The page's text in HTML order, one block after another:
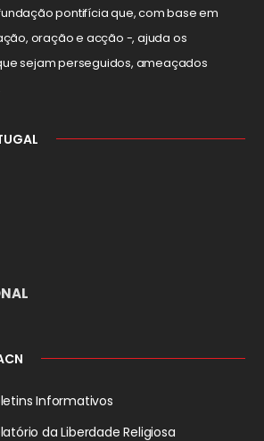
pontifícia que, com base em
oração e acção -, ajuda os
sejam perseguidos, ameaçados
Informativos
da Liberdade Religiosa